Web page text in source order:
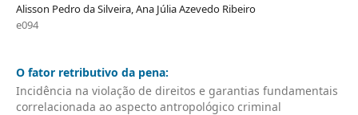
Alisson Pedro da Silveira, Ana Júlia Azevedo Ribeiro
e094
O fator retributivo da pena:
Incidência na violação de direitos e garantias fundamentais
correlacionada ao aspecto antropológico criminal